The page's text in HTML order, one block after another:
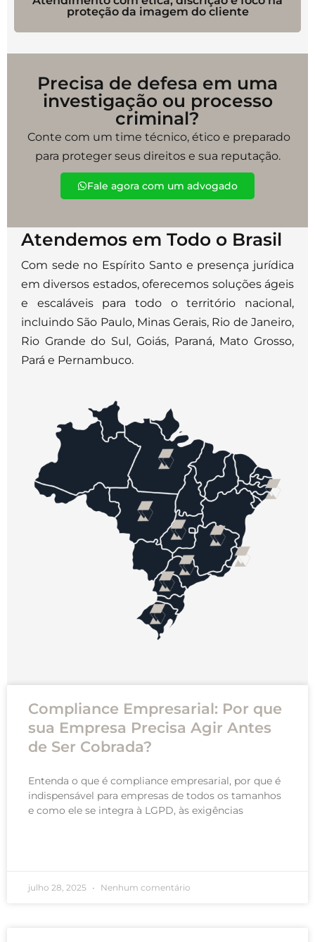
proteção da imagem do cliente
Precisa de defesa em uma
investigação ou processo
criminal?
Conte com um time técnico, ético e preparado
para proteger seus direitos e sua reputação.
Fale agora com um advogado
Atendemos em Todo o Brasil
Com sede no Espírito Santo e presença jurídica
em diversos estados, oferecemos soluções ágeis
e escaláveis para todo o território nacional,
incluindo São Paulo, Minas Gerais, Rio de Janeiro,
Rio Grande do Sul, Goiás, Paraná, Mato Grosso,
Pará e Pernambuco.
Compliance Empresarial: Por que
sua Empresa Precisa Agir Antes
de Ser Cobrada?
Entenda o que é compliance empresarial, por que é
indispensável para empresas de todos os tamanhos
e como ele se integra à LGPD, às exigências
julho 28, 2025 Nenhum comentário